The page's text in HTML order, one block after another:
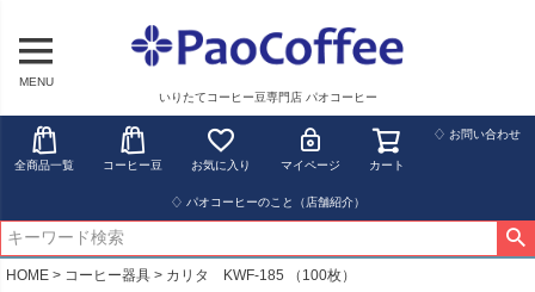
MENU
いりたてコーヒー豆専門店 パオコーヒー
全商品一覧 コーヒー豆 お気に入り マイページ カート
♢ お問い合わせ
♢ パオコーヒーのこと（店舗紹介）
HOME コーヒー器具
カリタ KWF-185 （100枚）